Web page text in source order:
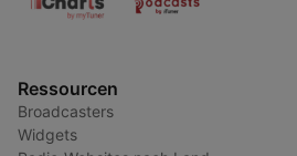
Ressourcen
Broadcasters
Widgets